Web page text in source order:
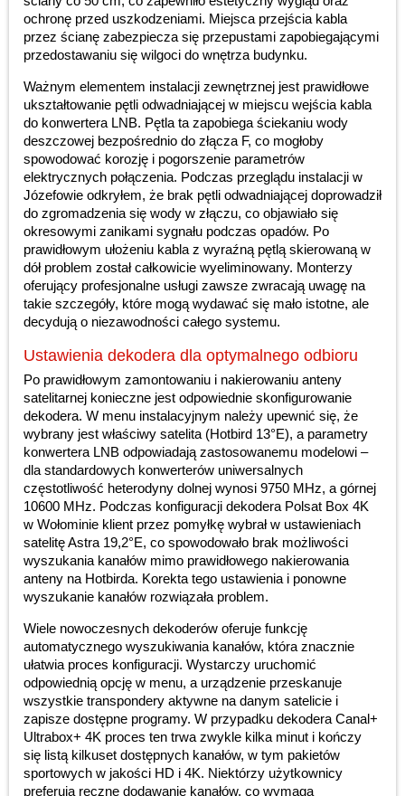
ochronę przed uszkodzeniami. Miejsca przejścia kabla
przez ścianę zabezpiecza się przepustami zapobiegającymi
przedostawaniu się wilgoci do wnętrza budynku.
Ważnym elementem instalacji zewnętrznej jest prawidłowe
ukształtowanie pętli odwadniającej w miejscu wejścia kabla
do konwertera LNB. Pętla ta zapobiega ściekaniu wody
deszczowej bezpośrednio do złącza F, co mogłoby
spowodować korozję i pogorszenie parametrów
elektrycznych połączenia. Podczas przeglądu instalacji w
Józefowie odkryłem, że brak pętli odwadniającej doprowadził
do zgromadzenia się wody w złączu, co objawiało się
okresowymi zanikami sygnału podczas opadów. Po
prawidłowym ułożeniu kabla z wyraźną pętlą skierowaną w
dół problem został całkowicie wyeliminowany. Monterzy
oferujący profesjonalne usługi zawsze zwracają uwagę na
takie szczegóły, które mogą wydawać się mało istotne, ale
decydują o niezawodności całego systemu.
Ustawienia dekodera dla optymalnego odbioru
Po prawidłowym zamontowaniu i nakierowaniu anteny
satelitarnej konieczne jest odpowiednie skonfigurowanie
dekodera. W menu instalacyjnym należy upewnić się, że
wybrany jest właściwy satelita (Hotbird 13°E), a parametry
konwertera LNB odpowiadają zastosowanemu modelowi –
dla standardowych konwerterów uniwersalnych
częstotliwość heterodyny dolnej wynosi 9750 MHz, a górnej
10600 MHz. Podczas konfiguracji dekodera Polsat Box 4K
w Wołominie klient przez pomyłkę wybrał w ustawieniach
satelitę Astra 19,2°E, co spowodowało brak możliwości
wyszukania kanałów mimo prawidłowego nakierowania
anteny na Hotbirda. Korekta tego ustawienia i ponowne
wyszukanie kanałów rozwiązała problem.
Wiele nowoczesnych dekoderów oferuje funkcję
automatycznego wyszukiwania kanałów, która znacznie
ułatwia proces konfiguracji. Wystarczy uruchomić
odpowiednią opcję w menu, a urządzenie przeskanuje
wszystkie transpondery aktywne na danym satelicie i
zapisze dostępne programy. W przypadku dekodera Canal+
Ultrabox+ 4K proces ten trwa zwykle kilka minut i kończy
się listą kilkuset dostępnych kanałów, w tym pakietów
sportowych w jakości HD i 4K. Niektórzy użytkownicy
preferują ręczne dodawanie kanałów, co wymaga